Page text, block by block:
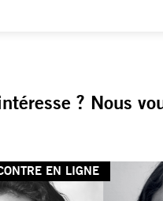
? Nous
EN LIGNE